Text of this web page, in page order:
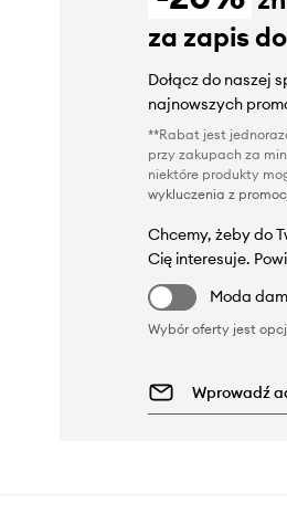
za zapis
Dołącz do naszej
najnowszych
**Rabat jest
przy zakupach za
niektóre produkty
wykluczenia z
Chcemy, żeby do
Cię interesuje.
Moda
Wybór oferty jest